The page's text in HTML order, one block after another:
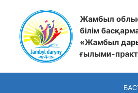
Жамбыл
білім
«Жамбыл
ғылыми-